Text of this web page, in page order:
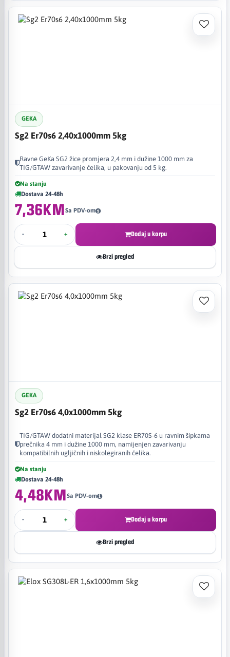
GEKA
Sg2 Er70s6 2,40x1000mm 5kg
Ravne GeKa SG2 žice promjera 2,4 mm i dužine 1000 mm za
TIG/GTAW zavarivanje čelika, u pakovanju od 5 kg.
Na stanju
Dostava 24-48h
7,36KMSa PDV-om
- + Dodaj u korpu
Brzi pregled
GEKA
Sg2 Er70s6 4,0x1000mm 5kg
TIG/GTAW dodatni materijal SG2 klase ER70S-6 u ravnim šipkama
prečnika 4 mm i dužine 1000 mm, namijenjen zavarivanju
kompatibilnih ugljičnih i niskolegiranih čelika.
Na stanju
Dostava 24-48h
4,48KMSa PDV-om
- + Dodaj u korpu
Brzi pregled